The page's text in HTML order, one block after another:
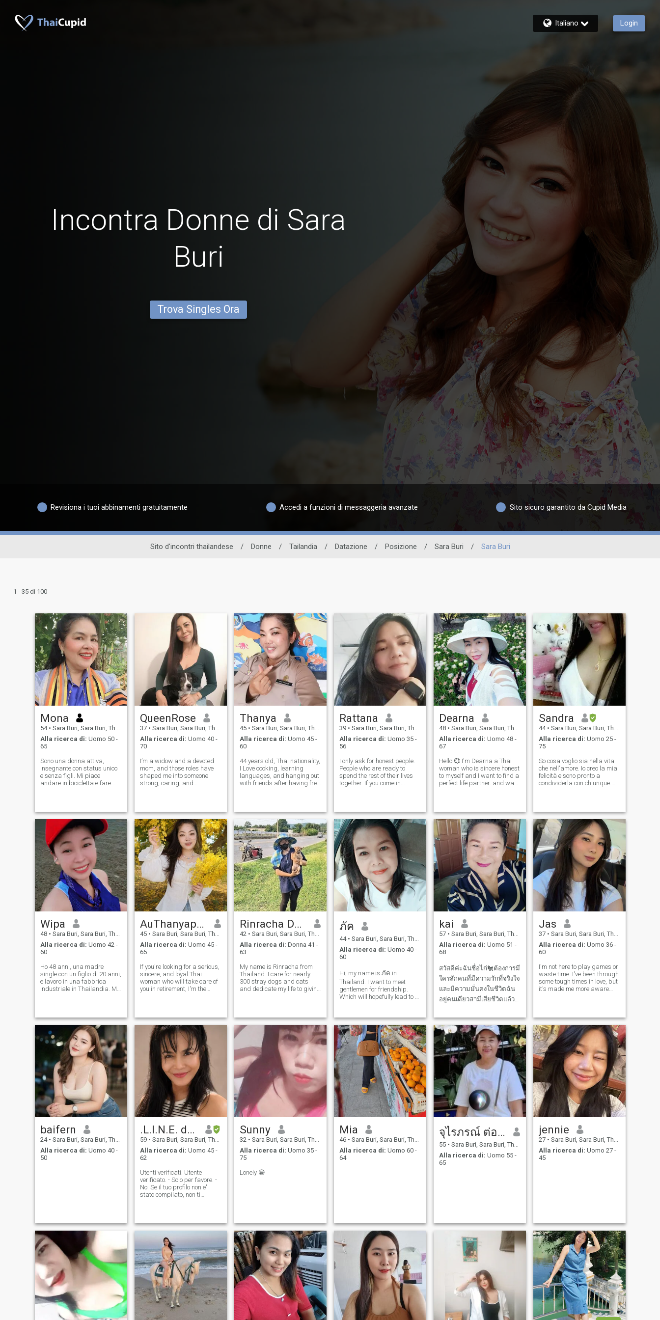
Italiano Login
Incontra Donne di Sara
Buri
Trova Singles Ora
Revisiona i tuoi abbinamenti gratuitamente Accedi a funzioni di messaggeria avanzate Sito sicuro garantito da Cupid Media
Sito d'incontri thailandese / Donne / Tailandia / Datazione / Posizione / Sara Buri / Sara Buri
1 - 35 di 100
Mona
54 • Sara Buri, Sara Buri, Thailandia
Alla ricerca di: Uomo 50 -
65
Sono una donna attiva,
insegnante con status unico
e senza figli. Mi piace
andare in bicicletta e fare
bello poter condividere le
nostre esperienze e
trascorrere del tempo felice.
Sto cercando un buon amico
e anche un compagno di vita
per crescere felici insieme.
QueenRose
37 • Sara Buri, Sara Buri, Thailandia
Alla ricerca di: Uomo 40 -
70
I’m a widow and a devoted
mom, and those roles have
shaped me into someone
strong, caring, and
connection. I also have a
deep love for art and
painting it’s my way of e
Thanya
45 • Sara Buri, Sara Buri, Thailandia
Alla ricerca di: Uomo 45 -
60
44 years old, Thai nationality,
I Love cooking, learning
languages, and hanging out
with friends after having free
second child, so I really care
about my f
Rattana
39 • Sara Buri, Sara Buri, Thailandia
Alla ricerca di: Uomo 35 -
56
I only ask for honest people.
People who are ready to
spend the rest of their lives
together. If you come in
I still believe in true love.l
belived if we honestly w
Dearna
48 • Sara Buri, Sara Buri, Thailandia
Alla ricerca di: Uomo 48 -
67
Hello 💞 I'm Dearna a Thai
woman who is sincere honest
to myself and I want to find a
perfect life partner. and want
I'm a woman with confidence
and life,
Sandra
44 • Sara Buri, Sara Buri, Thailandia
Alla ricerca di: Uomo 25 -
75
So cosa voglio sia nella vita
che nell'amore. Io creo la mia
felicità e sono pronto a
condividerla con chiunque.
chiamo Sandra, ho 44 anni,
sono alta 161 centimetri e
peso 71 chili. Io ho avuto un
matrimonio fallito. Ho due
figli: una figlia di 18 anni che
studia all'università e un
figlio di 14 che studia al liceo.
Vivo con i miei figli e sono una
madre single. Io gestisco
un'azienda di abbigliamento
importato. Ho terminato la
mia relazione con il mio ex
marito 14 anni fa. Mi piace
cucinare e amo il cibo
un amante degli animali; ho
sette gatti a casa. Amo la
natura e mi piace viaggiare
in ambienti naturali: fare
escursioni, arrampicarmi
cascate e andare in
spiaggia. Per favore, non
contattarmi sperando di
discutere di sesso. Per
guadagno personale. Per
favore, usi un linguaggio
educato, niente volgarità.
Non voglio nessun tipo di
truffatore.
Wipa
48 • Sara Buri, Sara Buri, Thailandia
Alla ricerca di: Uomo 42 -
60
Ho 48 anni, una madre
single con un figlio di 20 anni,
e lavoro in una fabbrica
industriale in Thailandia. Mi
piace viaggiare, il mare, le
montagne e bere caffè. Spero
di incontrarti qui e arrivare
qui. Vivo in Thailandia,
piacere di conoscerti. ❤ ️ 🥰
AuThanyaporn
45 • Sara Buri, Sara Buri, Thailandia
Alla ricerca di: Uomo 45 -
65
If you're looking for a serious,
sincere, and loyal Thai
woman who will take care of
you in retirement, I'm the
faithful, and willing to care
for me forever. If you want t
Rinracha Dogs Cats
42 • Sara Buri, Sara Buri, Thailandia
Alla ricerca di: Donna 41 -
63
My name is Rinracha from
Thailand. I care for nearly
300 stray dogs and cats
and dedicate my life to giving
share my rescue journey. If
you would like to supp
ภัค
44 • Sara Buri, Sara Buri, Thailandia
Alla ricerca di: Uomo 40 -
60
Hi, my name is ภัค in
Thailand. I want to meet
gentlemen for friendship.
Which will hopefully lead to a
gentle and understanding. If
you are interested in getting
to know me and developing a
re
kai
57 • Sara Buri, Sara Buri, Thailandia
Alla ricerca di: Uomo 51 -
68
สวัสดีค่ะฉันชื่อไก่🐔ต้องการมี
ใครสักคนที่มีความรักที่จริงใจ
และมีความมั่นคงในชีวิตฉัน
อยู่คนเดียวสามีเสียชีวิตแล้ว
บั่นปลายชีวิตที่ดีดูแลซึ่งกัน
และกันอย่างมีความ
สุขร่วมกันต้องการความรักที่
มีความสุขร่วมกันค่ะ
Jas
37 • Sara Buri, Sara Buri, Thailandia
Alla ricerca di: Uomo 36 -
60
I'm not here to play games or
waste time. I've been through
some tough times in love, but
it's made me more aware
baifern
24 • Sara Buri, Sara Buri, Thailandia
Alla ricerca di: Uomo 40 -
50
.L.I.N.E. drcherry
59 • Sara Buri, Sara Buri, Thailandia
Alla ricerca di: Uomo 45 -
62
Utenti verificati. Utente
verificato. - Solo per favore. -
No. Se il tuo profilo non e'
stato compilato, non ti
Davvero? I'm single, kind,
calm, down to earth work
hard, i can speak, write and
read English very well, well
educated, bachelor's degree
Sono un medico di medicina
tradizionale thailandese. Ho
la mia clinica a Saraburi, in
Thailandia. Mi piace tenermi
in forma e fermo, mi piace
sorridere e ridere molto,
avere un senso
dell'umorismo e vivere in
Sunny
32 • Sara Buri, Sara Buri, Thailandia
Alla ricerca di: Uomo 35 -
75
Lonely 😁
Mia
46 • Sara Buri, Sara Buri, Thailandia
Alla ricerca di: Uomo 60 -
64
จุไรภรณ์ ต่อยกระโทก
55 • Sara Buri, Sara Buri, Thailandia
Alla ricerca di: Uomo 55 -
65
jennie
27 • Sara Buri, Sara Buri, Thailandia
Alla ricerca di: Uomo 27 -
45